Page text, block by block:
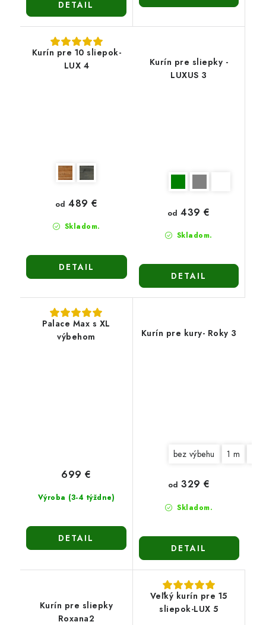
DETAIL
Kurín pre 10 sliepok-
LUX 4
Skladom.
od 489 €
DETAIL
Kurín pre sliepky -
LUXUS 3
Skladom.
od 439 €
DETAIL
Palace Max s XL
výbehom
Výroba (3-4 týždne)
699 €
DETAIL
Kurín pre kury- Roky 3
bez výbehu 1 m
Skladom.
od 329 €
DETAIL
Kurín pre sliepky
Roxana2
Veľký kurín pre 15
sliepok-LUX 5